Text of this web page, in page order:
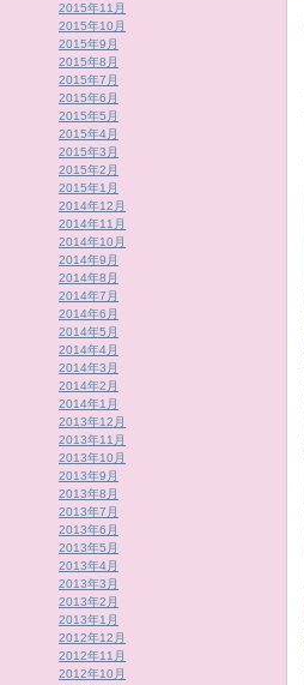
2015年11月
2015年10月
2015年9月
2015年8月
2015年7月
2015年6月
2015年5月
2015年4月
2015年3月
2015年2月
2015年1月
2014年12月
2014年11月
2014年10月
2014年9月
2014年8月
2014年7月
2014年6月
2014年5月
2014年4月
2014年3月
2014年2月
2014年1月
2013年12月
2013年11月
2013年10月
2013年9月
2013年8月
2013年7月
2013年6月
2013年5月
2013年4月
2013年3月
2013年2月
2013年1月
2012年12月
2012年11月
2012年10月